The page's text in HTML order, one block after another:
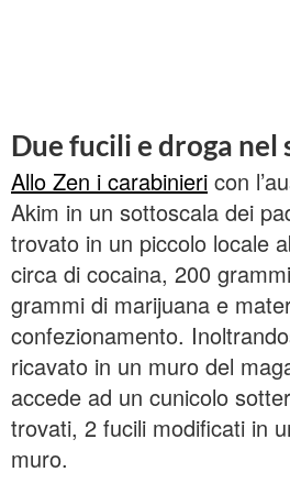
Due fucili e droga nel
Allo Zen i carabinieri con
Akim in un sottoscala dei
trovato in un piccolo locale
circa di cocaina, 200
grammi di marijuana e
confezionamento.
ricavato in un muro del
accede ad un cunicolo
trovati, 2 fucili modificati in
muro.